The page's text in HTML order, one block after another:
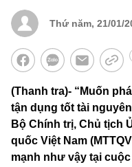
Thứ năm, 21/01/
(Thanh tra)- “Muốn
tận dụng tốt tài
Bộ Chính trị, Chủ tịch
quốc Việt Nam
mạnh như vậy tại